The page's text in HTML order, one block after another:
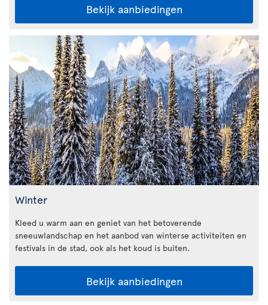
Bekijk aanbiedingen
Winter
Kleed u warm aan en geniet van het betoverende
sneeuwlandschap en het aanbod van winterse activiteiten en
festivals in de stad, ook als het koud is buiten.
Bekijk aanbiedingen